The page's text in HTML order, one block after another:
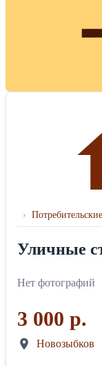
›
Уличные
Нет фотографий
3 000 р.
Новозыбков